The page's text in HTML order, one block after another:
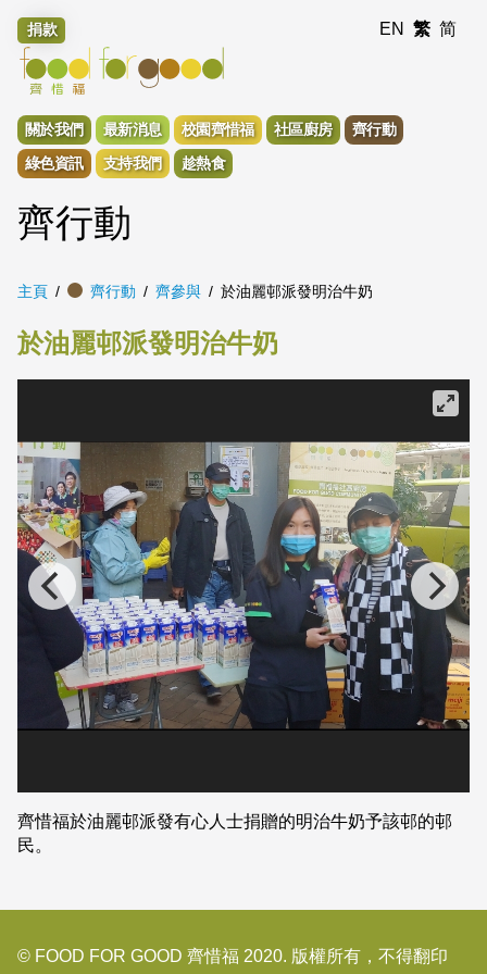
捐款 EN 繁 简
關於我們 最新消息 校園齊惜福 社區廚房
齊行動
綠色資訊
支持我們 趁熱食
齊行動
主頁 齊行動 齊參與 於油麗邨派發明治牛奶
於油麗邨派發明治牛奶
齊惜福於油麗邨派發有心人士捐贈的明治牛奶予該邨的邨
民。
© FOOD FOR GOOD 齊惜福 2020. 版權所有，不得翻印